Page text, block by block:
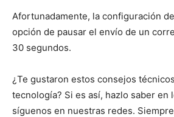
Afortunadamente, la configuración
opción de pausar el envío de un
30 segundos.
¿Te gustaron estos consejos
tecnología? Si es así, hazlo saber en
síguenos en nuestras redes.